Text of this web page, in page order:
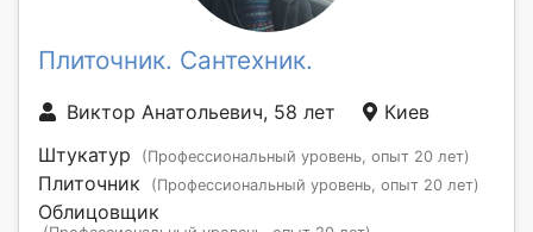
Плиточник. Сантехник.
Виктор Анатольевич, 58 лет
Киев
Штукатур
(Профессиональный уровень, опыт 20 лет)
Плиточник (Профессиональный уровень, опыт 20 лет)
Облицовщик